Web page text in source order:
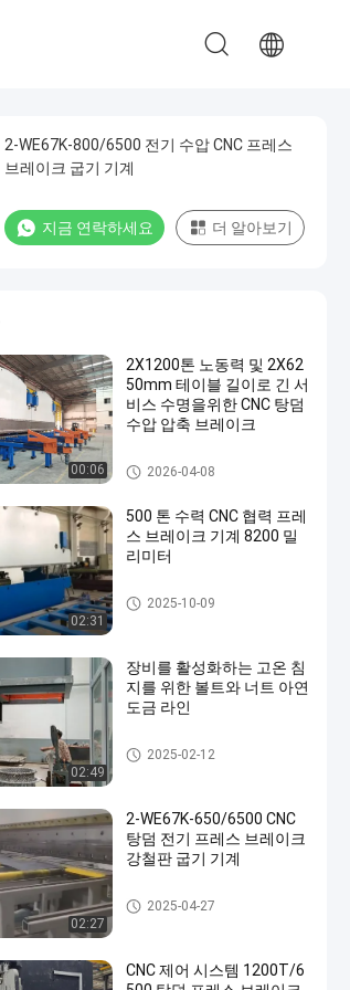
2-WE67K-800/6500 전기 수압 CNC 프레스
브레이크 굽기 기계
지금 연락하세요 더 알아보기
00:06
2X1200톤 노동력 및 2X62
50mm 테이블 길이로 긴 서
비스 수명을위한 CNC 탕덤
수압 압축 브레이크
cnc 수압기 브레이크
2026-04-08
02:31
500 톤 수력 CNC 협력 프레
스 브레이크 기계 8200 밀
리미터
cnc 수압기 브레이크
2025-10-09
02:49
장비를 활성화하는 고온 침
지를 위한 볼트와 너트 아연
도금 라인
뜨거운 복각 직류 전기를 통하
기 장비
2025-02-12
02:27
2-WE67K-650/6500 CNC
탕덤 전기 프레스 브레이크
강철판 굽기 기계
cnc 수압기 브레이크
2025-04-27
CNC 제어 시스템 1200T/6